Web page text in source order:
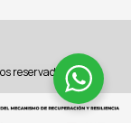
reservados